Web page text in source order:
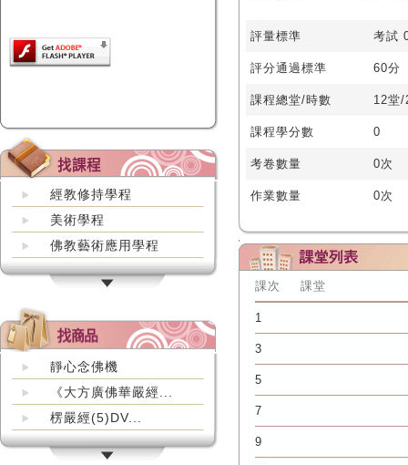
經教修持學程
美術學程
佛教藝術應用學程
靜心念佛機
《大方廣佛華嚴經...
楞嚴經(5)DV...
評量標準 考試
評分通過標準 60分
課程總堂/時數 12堂/
課程學分數 0
考卷數量 0次
作業數量 0次
課次 課堂
1
3
5
7
9